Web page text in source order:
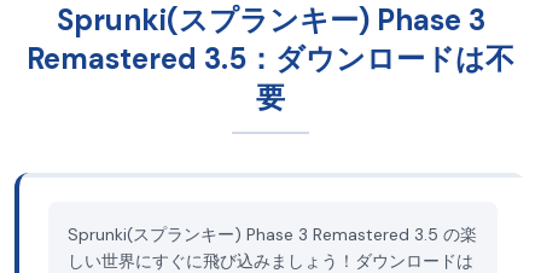
Sprunki(スプランキー) Phase 3
Remastered 3.5：ダウンロードは不
要
Sprunki(スプランキー) Phase 3 Remastered 3.5 の楽
しい世界にすぐに飛び込みましょう！ダウンロードは